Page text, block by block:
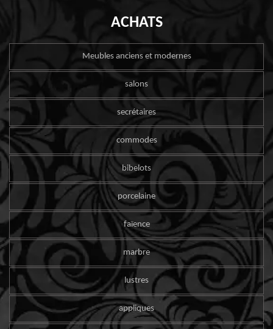
ACHATS
Meubles anciens et modernes
salons
secrétaires
commodes
bibelots
porcelaine
faïence
marbre
lustres
appliques